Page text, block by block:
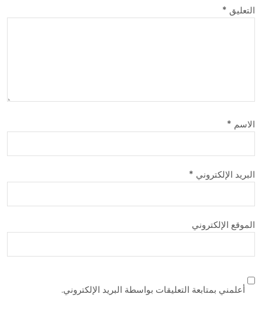
التعليق *
الاسم *
البريد الإلكتروني *
الموقع الإلكتروني
أعلمني بمتابعة التعليقات بواسطة البريد الإلكتروني.